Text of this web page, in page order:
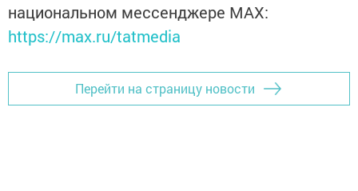
национальном мессенджере MАХ:
https://max.ru/tatmedia
Перейти на страницу новости